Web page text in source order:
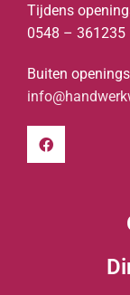
Tijdens
0548 – 361235
Buiten